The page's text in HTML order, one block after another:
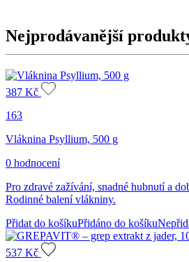
Nejprodávanější
387 Kč
163
Vláknina Psyllium, 500 g
0 hodnocení
Pro zdravé zažívání, snadné hubnutí a
Rodinné balení vlákniny.
Přidat do košíkuPřidáno do košíku
537 Kč